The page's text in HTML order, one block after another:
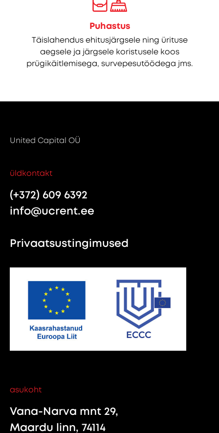
Puhastus
Täislahendus ehitusjärgsele ning ürituse
aegsele ja järgsele koristusele koos
prügikäitlemisega, survepesutöödega jms.
United Capital OÜ
üldkontakt
(+372) 609 6392
info@ucrent.ee
Privaatsustingimused
asukoht
Vana-Narva mnt 29,
Maardu linn, 74114